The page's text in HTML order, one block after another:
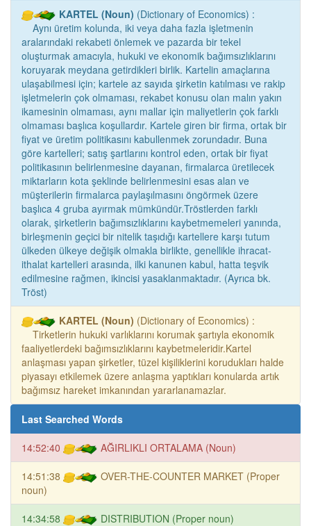
KARTEL (Noun) (Dictionary of Economics) :
Aynı üretim kolunda, iki veya daha fazla işletmenin
aralarındaki rekabeti önlemek ve pazarda bir tekel
oluşturmak amacıyla, hukuki ve ekonomik bağımsızlıklarını
koruyarak meydana getirdikleri birlik. Kartelin amaçlarına
ulaşabilmesi için; kartele az sayıda şirketin katılması ve rakip
işletmelerin çok olmaması, rekabet konusu olan malın yakın
ikamesinin olmaması, aynı mallar için maliyetlerin çok farklı
olmaması başlıca koşullardır. Kartele giren bir firma, ortak bir
fiyat ve üretim politikasını kabullenmek zorundadır. Buna
göre kartelleri; satış şartlarını kontrol eden, ortak bir fiyat
politikasının belirlenmesine dayanan, firmalarca üretilecek
miktarların kota şeklinde belirlenmesini esas alan ve
müşterilerin firmalarca paylaşılmasını öngörmek üzere
başlıca 4 gruba ayırmak mümkündür.Tröstlerden farklı
olarak, şirketlerin bağımsızlıklarını kaybetmemeleri yanında,
birleşmenin geçici bir nitelik taşıdığı kartellere karşı tutum
ülkeden ülkeye değişik olmakla birlikte, genellikle ihracat-
ithalat kartelleri arasında, ilki kanunen kabul, hatta teşvik
edilmesine rağmen, ikincisi yasaklanmaktadır. (Ayrıca bk.
Tröst)
KARTEL (Noun) (Dictionary of Economics) :
Tirketlerin hukuki varlıklarını korumak şartıyla ekonomik
faaliyetlerdeki bağımsızlıklarını kaybetmeleridir.Kartel
anlaşması yapan şirketler, tüzel kişiliklerini korudukları halde
piyasayı etkilemek üzere anlaşma yaptıkları konularda artık
bağımsız hareket imkanından yararlanamazlar.
Last Searched Words
14:52:40 AĞIRLIKLI ORTALAMA (Noun)
14:51:38
OVER-THE-COUNTER MARKET (Proper
noun)
14:34:58 DISTRIBUTION (Proper noun)